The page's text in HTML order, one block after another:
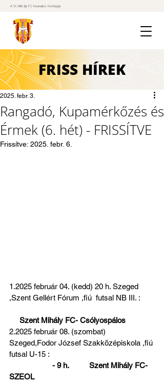
A St. Mihály FC hivatalos honlapja
FRISS HÍREK
Rangadó, Kupamérkőzés és
Érmek (6. hét) - FRISSÍTVE
2025. febr. 3.
Frissítve: 2025. febr. 6.
1.2025 február 04. (kedd) 20 h. Szeged
,Szent Gellért Fórum ,fiú  futsal NB III. :
Szent Mihály FC- Csólyospálos
2.2025 február 08. (szombat)
Szeged,Fodor József Szakközépiskola ,fiú
futsal U-15 :
   - 9 h.          Szent Mihály FC-
SZEOL